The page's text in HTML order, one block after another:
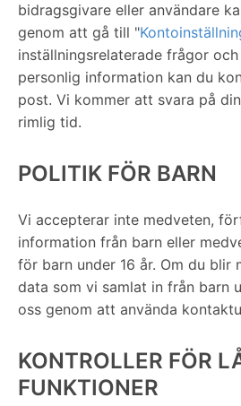
bidragsgivare eller användare
genom att gå till "
inställningsrelaterade frågor
personlig information kan du
post. Vi kommer att svara på
rimlig tid.
POLITIK FÖR BARN
Vi accepterar inte medveten,
information från barn eller
för barn under 16 år. Om du blir
data som vi samlat in från barn
oss genom att använda
KONTROLLER FÖR
FUNKTIONER